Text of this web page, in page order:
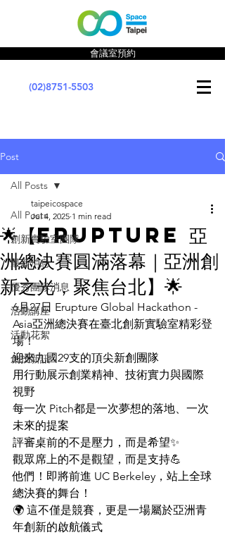
會議室預約
(02)8751-5503
Post
All Posts
創新實驗室團隊
最新消息
優秀團隊消息
活動講座
活動花絮
創投新訊
All Posts
🌟【Erupture 亞
洲總決賽圓滿落幕｜亞洲創
新之光，聚焦台北】🌟
taipeicospace
Jul 4, 2025 1 min read
6月27日 Erupture Global Hackathon -
Asia亞洲總決賽在臺北創新實驗室精彩登
場！
迎來九國29支的頂尖新創團隊
用行動展示創業精神、技術實力與國際
視野
每一次 Pitch都是一次夢想的落地、一次
未來的提案
評審桌前的不是壓力，而是希望✨
觀眾席上的不是觀望，而是支持💪
他們！即將前進 UC Berkeley，站上全球
總決賽的舞台！
🌍 這不僅是競賽，更是一場屬於亞洲青
年創新的啟航儀式